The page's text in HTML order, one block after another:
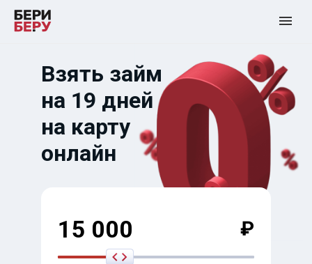
Взять займ
на 19 дней
на карту
онлайн
15 000 ₽